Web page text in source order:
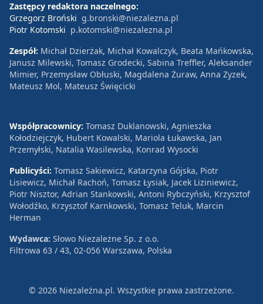
Zastępcy redaktora naczelnego:
Grzegorz Broński g.bronski@niezalezna.pl
Piotr Kotomski p.kotomski@niezalezna.pl
Zespół: Michał Dzierżak, Michał Kowalczyk, Beata Mańkowska,
Janusz Milewski, Tomasz Grodecki, Sabina Treffler, Aleksander
Mimier, Przemysław Obłuski, Magdalena Żuraw, Anna Zyzek,
Mateusz Mol, Mateusz Święcicki
Współpracownicy: Tomasz Duklanowski, Agnieszka
Kołodziejczyk, Hubert Kowalski, Mariola Łukawska, Jan
Przemyłski, Natalia Wasilewska, Konrad Wysocki
Publicyści: Tomasz Sakiewicz, Katarzyna Gójska, Piotr
Lisiewicz, Michał Rachoń, Tomasz Łysiak, Jacek Liziniewicz,
Piotr Nisztor, Adrian Stankowski, Antoni Rybczyński, Krzysztof
Wołodźko, Krzysztof Karnkowski, Tomasz Teluk, Marcin
Herman
Wydawca: Słowo Niezależne Sp. z o.o.
Filtrowa 63 / 43, 02-056 Warszawa, Polska
© 2026 Niezależna.pl. Wszystkie prawa zastrzeżone.